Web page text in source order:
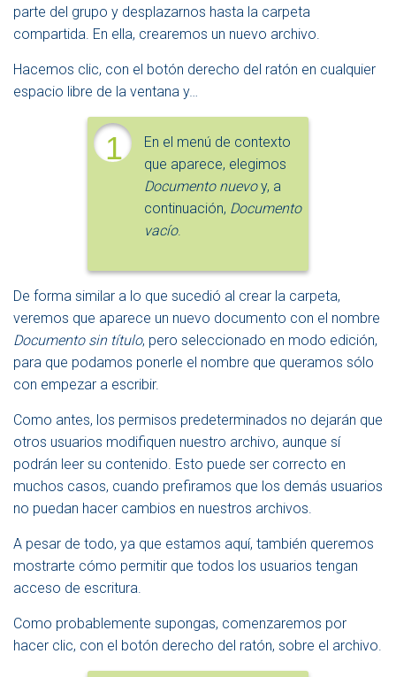
parte del grupo y desplazarnos hasta la carpeta
compartida. En ella, crearemos un nuevo archivo.
Hacemos clic, con el botón derecho del ratón en cualquier
espacio libre de la ventana y…
1
En el menú de contexto
que aparece, elegimos
Documento nuevoy, a
continuación, Documento
vacío.
De forma similar a lo que sucedió al crear la carpeta,
veremos que aparece un nuevo documento con el nombre
Documento sin título, pero seleccionado en modo edición,
para que podamos ponerle el nombre que queramos sólo
con empezar a escribir.
Como antes, los permisos predeterminados no dejarán que
otros usuarios modifiquen nuestro archivo, aunque sí
podrán leer su contenido. Esto puede ser correcto en
muchos casos, cuando prefiramos que los demás usuarios
no puedan hacer cambios en nuestros archivos.
A pesar de todo, ya que estamos aquí, también queremos
mostrarte cómo permitir que todos los usuarios tengan
acceso de escritura.
Como probablemente supongas, comenzaremos por
hacer clic, con el botón derecho del ratón, sobre el archivo.